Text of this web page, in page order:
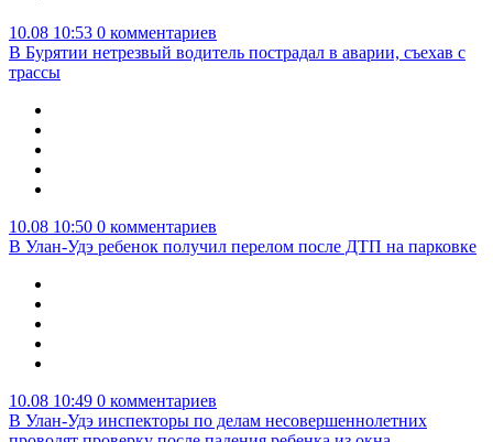
10.08 10:53 0 комментариев
В Бурятии нетрезвый водитель пострадал в аварии, съехав с
трассы
10.08 10:50 0 комментариев
В Улан-Удэ ребенок получил перелом после ДТП на парковке
10.08 10:49 0 комментариев
В Улан-Удэ инспекторы по делам несовершеннолетних